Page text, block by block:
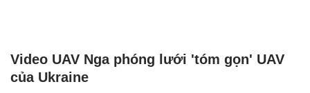
Video UAV Nga phóng lưới 'tóm gọn' UAV
của Ukraine